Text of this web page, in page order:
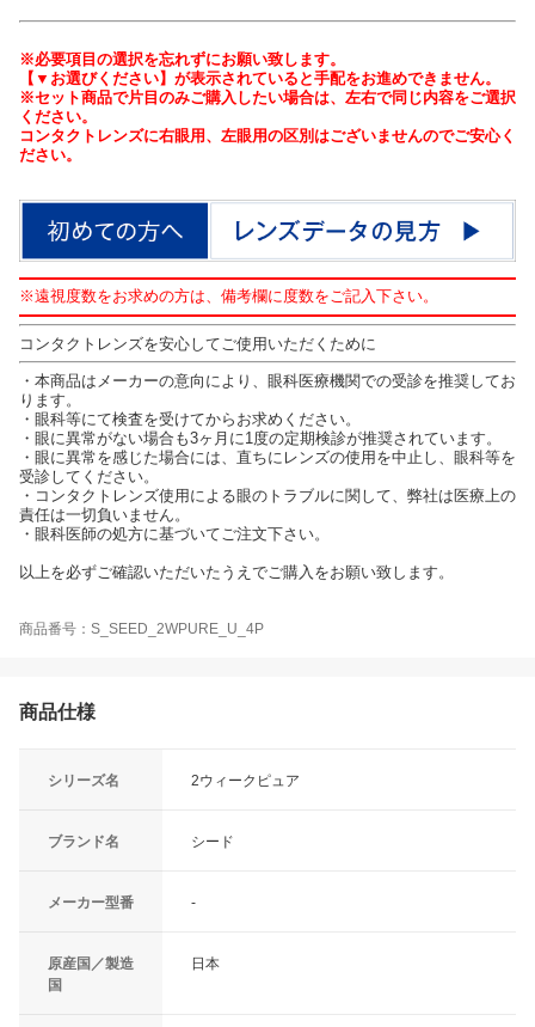
※必要項目の選択を忘れずにお願い致します。
【▼お選びください】が表示されていると手配をお進めできません。
※セット商品で片目のみご購入したい場合は、左右で同じ内容をご選択
ください。
コンタクトレンズに右眼用、左眼用の区別はございませんのでご安心く
ださい。
※遠視度数をお求めの方は、備考欄に度数をご記入下さい。
コンタクトレンズを安心してご使用いただくために
・本商品はメーカーの意向により、眼科医療機関での受診を推奨してお
ります。
・眼科等にて検査を受けてからお求めください。
・眼に異常がない場合も3ヶ月に1度の定期検診が推奨されています。
・眼に異常を感じた場合には、直ちにレンズの使用を中止し、眼科等を
受診してください。
・コンタクトレンズ使用による眼のトラブルに関して、弊社は医療上の
責任は一切負いません。
・眼科医師の処方に基づいてご注文下さい。
以上を必ずご確認いただいたうえでご購入をお願い致します。
商品番号：S_SEED_2WPURE_U_4P
商品仕様
シリーズ名 2ウィークピュア
ブランド名 シード
メーカー型番 -
原産国／製造
国
日本